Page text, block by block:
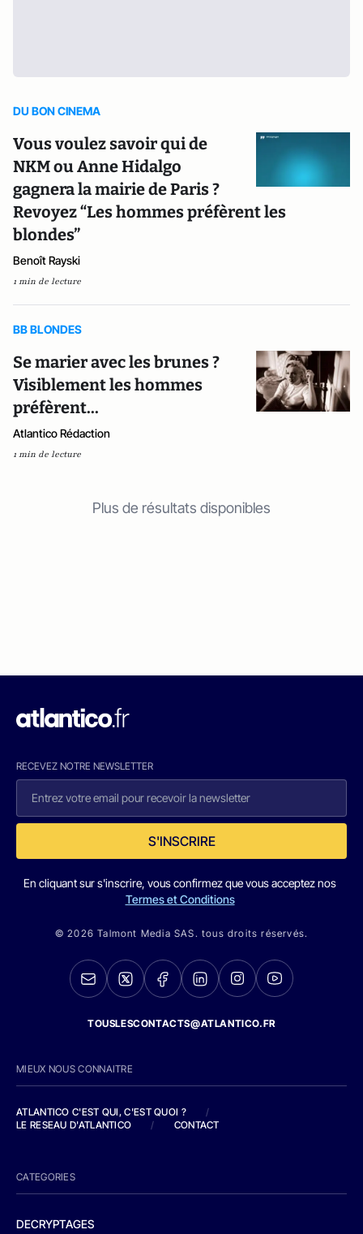
DU BON CINEMA
Vous voulez savoir qui de
NKM ou Anne Hidalgo
gagnera la mairie de Paris ?
Revoyez “Les hommes préfèrent les
blondes”
Benoît Rayski
1 min de lecture
BB BLONDES
Se marier avec les brunes ?
Visiblement les hommes
préfèrent...
Atlantico Rédaction
1 min de lecture
Plus de résultats disponibles
RECEVEZ NOTRE NEWSLETTER
S'INSCRIRE
En cliquant sur s'inscrire, vous confirmez que vous acceptez nos
Termes et Conditions
© 2026 Talmont Media SAS. tous droits réservés.
TOUSLESCONTACTS@ATLANTICO.FR
MIEUX NOUS CONNAITRE
ATLANTICO C'EST QUI, C'EST QUOI ?
/
LE RESEAU D'ATLANTICO
/ CONTACT
CATEGORIES
DECRYPTAGES